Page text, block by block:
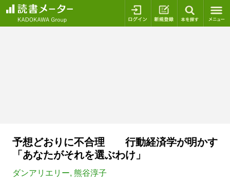
ログイン 新規登録
予想どおりに不合理 行動経済学が明かす
「あなたがそれを選ぶわけ」
ダンアリエリー, 熊谷淳子